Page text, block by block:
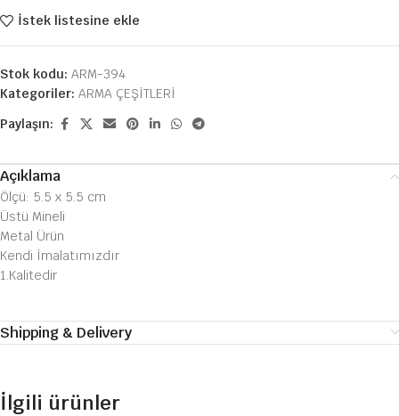
İstek listesine ekle
Stok kodu: ARM-394
Kategoriler: ARMA ÇEŞİTLERİ
Paylaşın:
Açıklama
Ölçü: 5.5 x 5.5 cm
Üstü Mineli
Metal Ürün
Kendi İmalatımızdır
1.Kalitedir
Shipping & Delivery
İlgili ürünler